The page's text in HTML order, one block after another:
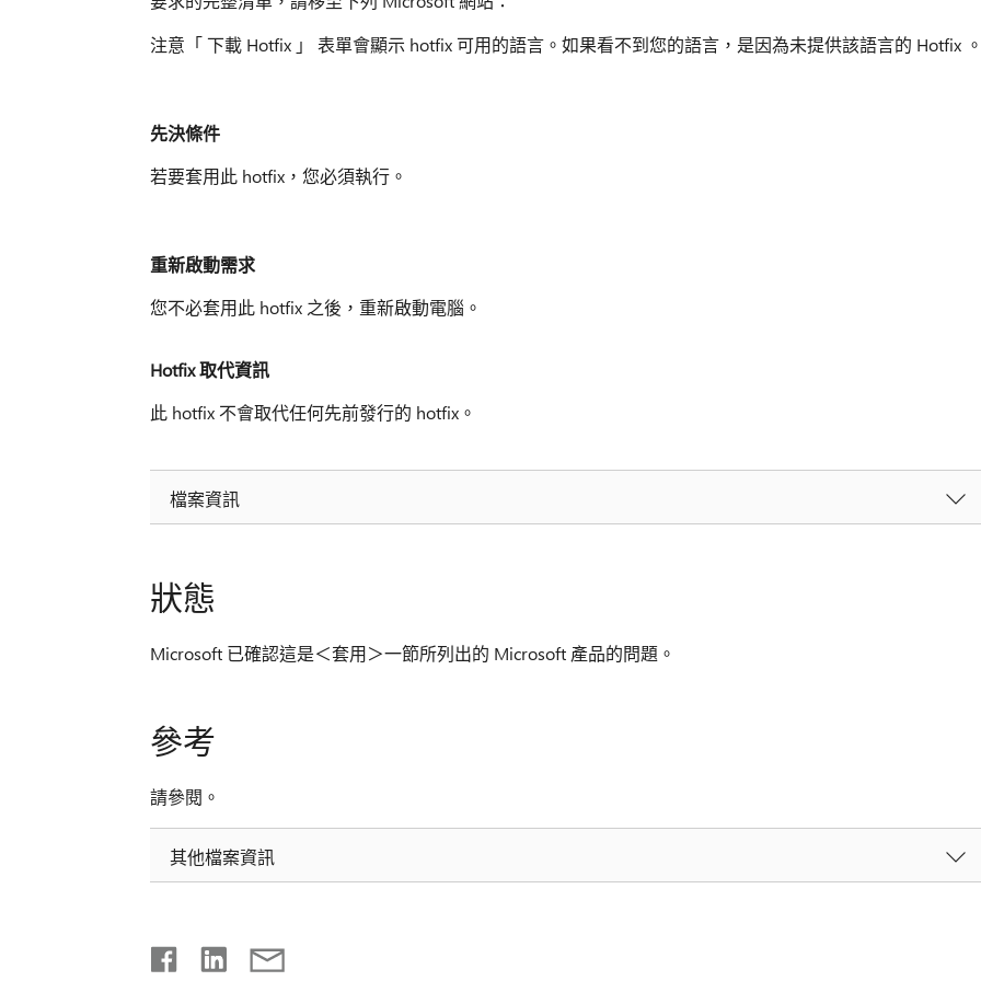
注意「 下載 Hotfix 」 表單會顯示 hotfix 可用的語言。如果看不到您的語言，是因為未提供該語言的 Hotfix 。
先決條件
若要套用此 hotfix，您必須執行。
重新啟動需求
您不必套用此 hotfix 之後，重新啟動電腦。
Hotfix 取代資訊
此 hotfix 不會取代任何先前發行的 hotfix。
檔案資訊
狀態
Microsoft 已確認這是＜套用＞一節所列出的 Microsoft 產品的問題。
參考
請參閱。
其他檔案資訊